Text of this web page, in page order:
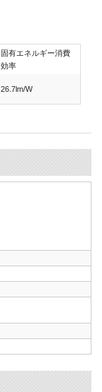
固有エネルギー消費
効率
26.7lm/W